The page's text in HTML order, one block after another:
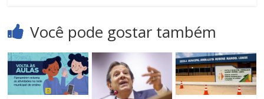
Você pode gostar também